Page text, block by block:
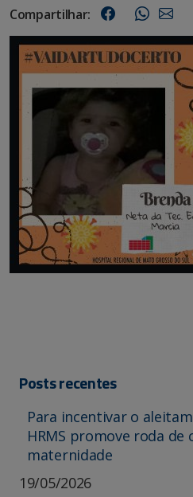
Compartilhar:
Posts recentes
Para incentivar o
HRMS promove roda de
maternidade
19/05/2026